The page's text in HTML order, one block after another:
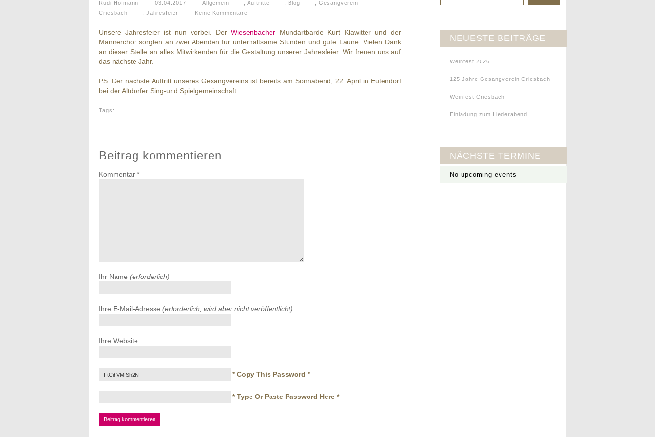
Rudi Hofmann 03.04.2017 Allgemein Auftritte Blog
Gesangverein
Criesbach
Jahresfeier Keine Kommentare
Unsere Jahresfeier ist nun vorbei. DerWiesenbacher Mundartbarde Kurt Klawitter und der
Männerchor sorgten an zwei Abenden für unterhaltsame Stunden und gute Laune. Vielen Dank
an dieser Stelle an alles Mitwirkenden für die Gestaltung unserer Jahresfeier. Wir freuen uns auf
das nächste Jahr.
PS: Der nächste Auftritt unseres Gesangvereins ist bereits am Sonnabend, 22. April in Eutendorf
bei der Altdorfer Sing-und Spielgemeinschaft.
Tags:
Beitrag kommentieren
Kommentar *
Ihr Name (erforderlich)
Ihre E-Mail-Adresse (erforderlich, wird aber nicht veröffentlicht)
Ihre Website
* Copy This Password *
* Type Or Paste Password Here *
NEUESTE BEITRÄGE
Weinfest 2026
125 Jahre Gesangverein Criesbach
Weinfest Criesbach
Einladung zum Liederabend
NÄCHSTE TERMINE
No upcoming events